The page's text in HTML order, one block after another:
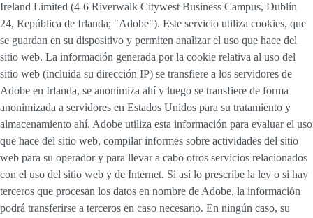
Ireland Limited (4-6 Riverwalk Citywest Business Campus, Dublín
24, República de Irlanda; "Adobe"). Este servicio utiliza cookies, que
se guardan en su dispositivo y permiten analizar el uso que hace del
sitio web. La información generada por la cookie relativa al uso del
sitio web (incluida su dirección IP) se transfiere a los servidores de
Adobe en Irlanda, se anonimiza ahí y luego se transfiere de forma
anonimizada a servidores en Estados Unidos para su tratamiento y
almacenamiento ahí. Adobe utiliza esta información para evaluar el uso
que hace del sitio web, compilar informes sobre actividades del sitio
web para su operador y para llevar a cabo otros servicios relacionados
con el uso del sitio web y de Internet. Si así lo prescribe la ley o si hay
terceros que procesan los datos en nombre de Adobe, la información
podrá transferirse a terceros en caso necesario. En ningún caso, su